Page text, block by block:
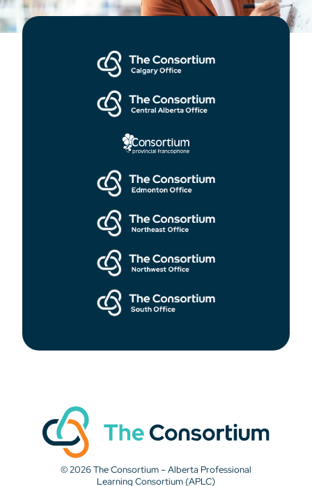
© 2026 The Consortium – Alberta Professional
Learning Consortium (APLC)